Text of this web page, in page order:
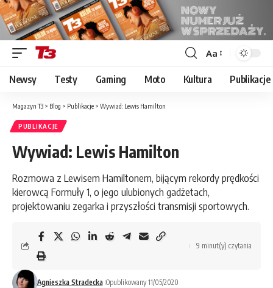
Font
Resizer
Aa
Newsy Testy Gaming Moto Kultura Publikacje
Magazyn T3 > Blog > Publikacje > Wywiad: Lewis Hamilton
PUBLIKACJE
Wywiad: Lewis Hamilton
Rozmowa z Lewisem Hamiltonem, bijącym rekordy prędkości
kierowcą Formuły 1, o jego ulubionych gadżetach,
projektowaniu zegarka i przyszłości transmisji sportowych.
Agnieszka Stradecka Opublikowany 11/05/2020
9 minut(y) czytania